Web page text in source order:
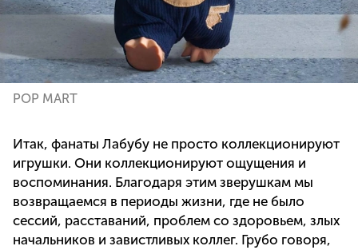
POP MART
Итак, фанаты Лабубу не просто коллекционируют
игрушки. Они коллекционируют ощущения и
воспоминания. Благодаря этим зверушкам мы
возвращаемся в периоды жизни, где не было
сессий, расставаний, проблем со здоровьем, злых
начальников и завистливых коллег. Грубо говоря,